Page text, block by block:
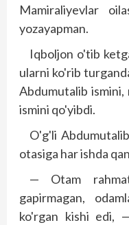
Mamiraliyevlar
yozayapman.
Iqboljon o'tib
ularni ko'rib
Abdumutalib
ismini qo'yibdi.
O'g'li
otasiga har ishda
— Otam
gapirmagan,
ko'rgan kishi edi,